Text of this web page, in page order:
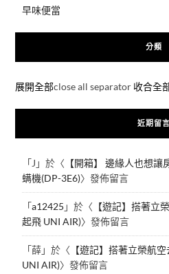
早味便當
分類
展開全部close all separator 收合全
近期留言
「J 」於〈 【開箱】 邊緣人也想
螨機(DP-3E6)〉發佈留言
「a12425 」於〈 【遊記】搭著立
起飛 UNI AIR)〉發佈留言
「薛」於〈 【遊記】搭著立榮航
UNI AIR)〉發佈留言